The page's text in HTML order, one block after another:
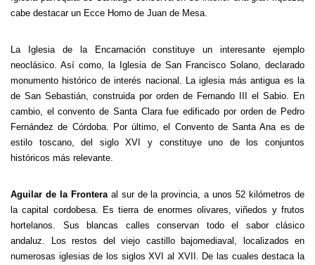
cabe destacar un Ecce Homo de Juan de Mesa.
La Iglesia de la Encarnación constituye un interesante ejemplo
neoclásico. Así como, la Iglesia de San Francisco Solano, declarado
monumento histórico de interés nacional. La iglesia más antigua es la
de San Sebastián, construida por orden de Fernando III el Sabio. En
cambio, el convento de Santa Clara fue edificado por orden de Pedro
Fernández de Córdoba. Por último, el Convento de Santa Ana es de
estilo toscano, del siglo XVI y constituye uno de los conjuntos
históricos más relevante.
Aguilar de la Fronteraal sur de la provincia, a unos 52 kilómetros de
la capital cordobesa. Es tierra de enormes olivares, viñedos y frutos
hortelanos. Sus blancas calles conservan todo el sabor clásico
andaluz. Los restos del viejo castillo bajomediaval, localizados en
numerosas iglesias de los siglos XVI al XVII. De las cuales destaca la